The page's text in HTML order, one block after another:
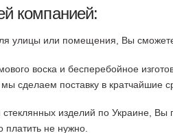
компанией:
улицы или помещения, Вы
воска и бесперебойное
сделаем поставку в кратчайшие
изделий по Украине, Вы
не нужно.